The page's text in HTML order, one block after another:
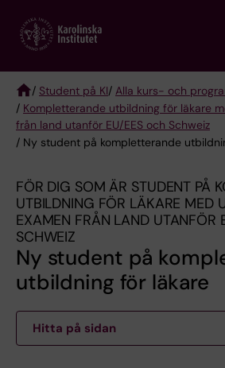
main
Breadcrumb
/ Student på KI/ Alla kurs- och
/ Kompletterande utbildning för läkare
från land utanför EU/EES och Schweiz
/ Ny student på kompletterande
FÖR DIG SOM ÄR STUDENT PÅ
UTBILDNING FÖR LÄKARE MED
EXAMEN FRÅN LAND UTANFÖR
SCHWEIZ
Ny student på
utbildning för läkare
Hitta på sidan